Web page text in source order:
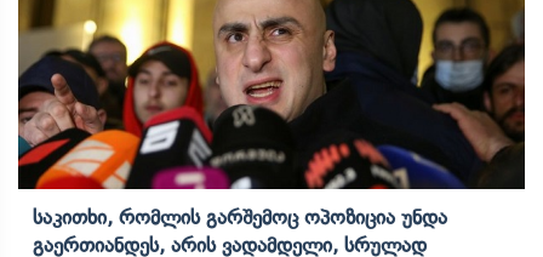
Საკითხი, Რომლის Გარშემოც Ოპოზიცია Უნდა
Გაერთიანდეს, Არის Ვადამდელი, Სრულად